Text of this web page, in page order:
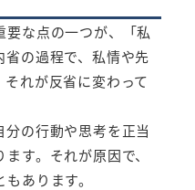
要な点の一つが、「私
の過程で、私情や先
れが反省に変わって
の行動や思考を正当
す。それが原因で、
あります。